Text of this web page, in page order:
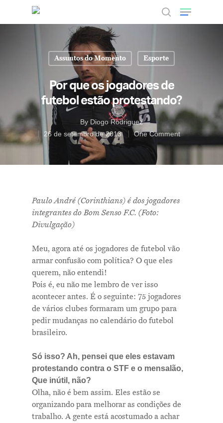
Hit enter to search or ESC to close
Assuntos do Momento Esporte
Por que os jogadores de
futebol estão protestando?
By Diogo Rodriguez
26 de setembro de 2013
One Comment
Paulo André (Corinthians) é dos jogadores
integrantes do Bom Senso F.C. (Foto:
Divulgação)
Meu, agora até os jogadores de futebol vão
armar confusão com política? O que eles
querem, não entendi!
Pois é, eu não me lembro de ver isso
acontecer antes. É o seguinte: 75 jogadores
de vários clubes formaram um grupo para
pedir mudanças no calendário do futebol
brasileiro.
Só isso? Ah, pensei que eles estavam
protestando contra o STF e o mensalão,
Que inútil, não?
Olha, não é bem assim. Eles estão se
organizando para melhorar as condições de
trabalho. A gente está acostumado a achar